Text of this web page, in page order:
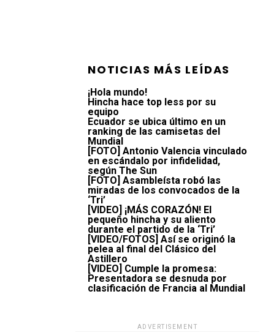
NOTICIAS MÁS LEÍDAS
¡Hola mundo!
Hincha hace top less por su
equipo
Ecuador se ubica último en un
ranking de las camisetas del
Mundial
[FOTO] Antonio Valencia vinculado
en escándalo por infidelidad,
según The Sun
[FOTO] Asambleísta robó las
miradas de los convocados de la
‘Tri’
[VIDEO] ¡MÁS CORAZÓN! El
pequeño hincha y su aliento
durante el partido de la ‘Tri’
[VIDEO/FOTOS] Así se originó la
pelea al final del Clásico del
Astillero
[VIDEO] Cumple la promesa:
Presentadora se desnuda por
clasificación de Francia al Mundial
ADVERTISEMENT